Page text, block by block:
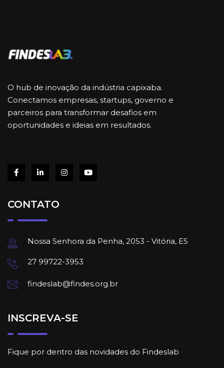
O hub de inovação da indústria capixaba.
Conectamos empresas, startups, governo e
parceiros para transformar desafios em
oportunidades e ideias em resultados.
CONTATO
Nossa Senhora da Penha, 2053 - Vitória, ES
27 99722-3953
findeslab@findes.org.br
INSCREVA-SE
Fique por dentro das novidades do Findeslab